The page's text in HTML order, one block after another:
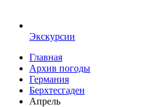
Экскурсии
Главная
Архив погоды
Германия
Берхтесгаден
Апрель